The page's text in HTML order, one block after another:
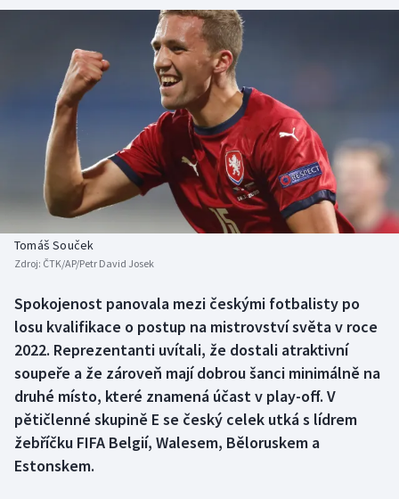
DALŠÍ SPORTY
Americký fotbal
Baseball a softbal
Basketbal
Biatlon
Boby a skeleton
Box
Curling
Dostihy
Florbal
Futsal
NEPŘEHLÉDNĚTE
Soutěže
Historické návraty
Aplikace ČT sport
AZ kvíz
Tomáš Souček
Zdroj: ČTK/AP/Petr David Josek
Spokojenost panovala mezi českými fotbalisty po
losu kvalifikace o postup na mistrovství světa v roce
2022. Reprezentanti uvítali, že dostali atraktivní
soupeře a že zároveň mají dobrou šanci minimálně na
druhé místo, které znamená účast v play-off. V
pětičlenné skupině E se český celek utká s lídrem
žebříčku FIFA Belgií, Walesem, Běloruskem a
Estonskem.